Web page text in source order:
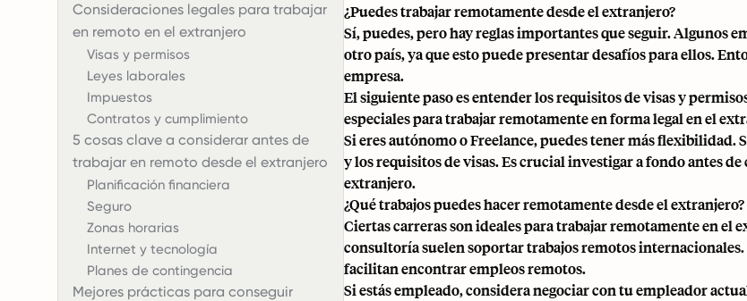
Consideraciones legales para trabajar
en remoto en el extranjero
Visas y permisos
Leyes laborales
Impuestos
Contratos y cumplimiento
5 cosas clave a considerar antes de
trabajar en remoto desde el extranjero
Planificación financiera
Seguro
Zonas horarias
Internet y tecnología
Planes de contingencia
Mejores prácticas para conseguir
¿Puedes trabajar remotamente desde el extranjero?
Sí, puedes, pero hay reglas importantes que seguir. Algunos
otro país, ya que esto puede presentar desafíos para ellos.
empresa.
El siguiente paso es entender los requisitos de visas y
especiales para trabajar remotamente en forma legal en el
Si eres autónomo o Freelance, puedes tener más flexibilidad.
y los requisitos de visas. Es crucial investigar a fondo antes
extranjero.
¿Qué trabajos puedes hacer remotamente desde el extranjero?
Ciertas carreras son ideales para trabajar remotamente en el
consultoría suelen soportartrabajos remotos internacionales.
facilitan encontrar empleos remotos.
Si estás empleado, considera negociar con tu empleador